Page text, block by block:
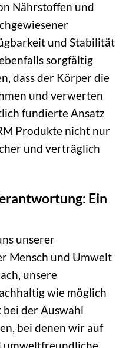
Nährstoffen und
und Stabilität
sorgfältig
dass der Körper die
und verwerten
fundierte Ansatz
Produkte nicht nur
und verträglich
Ein
unserer
Mensch und Umwelt
unsere
wie möglich
bei der Auswahl
bei denen wir auf